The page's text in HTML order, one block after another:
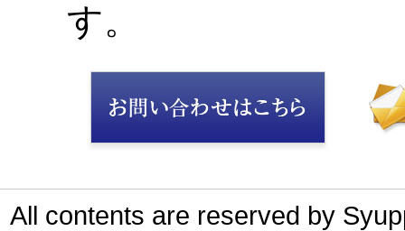
す。
All contents are reserved by